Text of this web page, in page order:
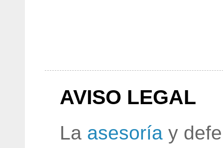
AVISO LEGAL
La asesoría y